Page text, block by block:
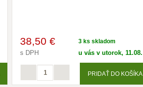
38,50 €
s DPH
3 ks skladom
u vás v utorok, 11.08.
PRIDAŤ DO KOŠÍKA